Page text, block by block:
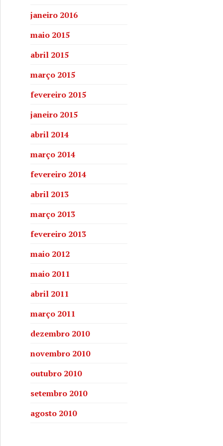
janeiro 2016
maio 2015
abril 2015
março 2015
fevereiro 2015
janeiro 2015
abril 2014
março 2014
fevereiro 2014
abril 2013
março 2013
fevereiro 2013
maio 2012
maio 2011
abril 2011
março 2011
dezembro 2010
novembro 2010
outubro 2010
setembro 2010
agosto 2010